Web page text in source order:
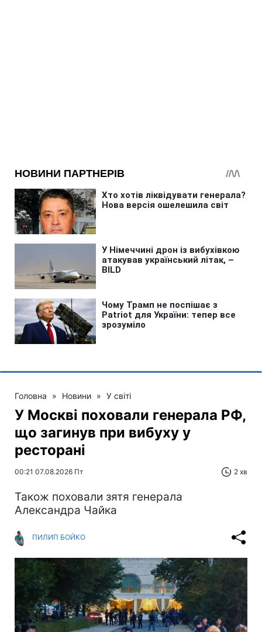
Головна » Новини » У світі
У Москві поховали генерала РФ,
що загинув при вибуху у
ресторані
00:21 07.08.2026 Пт 2 хв
Також поховали зятя генерала
Александра Чайка
ПИЛИП БОЙКО